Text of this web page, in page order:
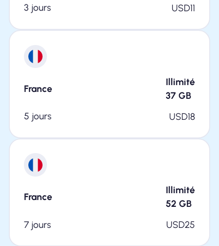
3 jours
USD11
France
Illimité
37 GB
5 jours
USD18
France
Illimité
52 GB
7 jours
USD25